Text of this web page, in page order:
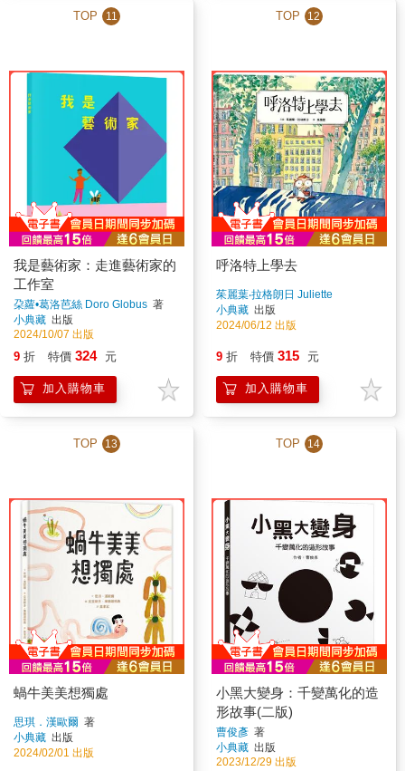
TOP 11
我是藝術家：走進藝術家的
工作室
朶蘿•葛洛芭絲 Doro Globus 著
小典藏 出版
2024/10/07 出版
9 折 特價 324 元
加入購物車
TOP 12
呼洛特上學去
茱麗葉‧拉格朗日 Juliette
Lagrange 著
小典藏 出版
2024/06/12 出版
9 折 特價 315 元
加入購物車
TOP 13
蝸牛美美想獨處
思琪．漢歐爾 著
小典藏 出版
2024/02/01 出版
TOP 14
小黑大變身：千變萬化的造
形故事(二版)
曹俊彥 著
小典藏 出版
2023/12/29 出版